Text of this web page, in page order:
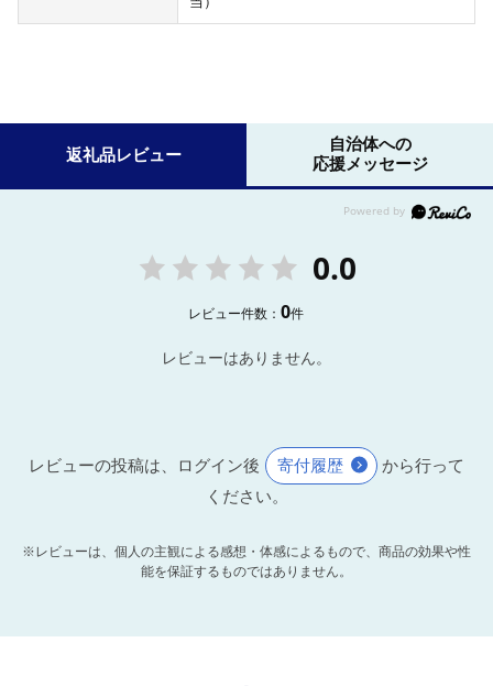
返礼品レビュー
自治体への
応援メッセージ
0.0
レビュー件数：0件
レビューはありません。
レビューの投稿は、ログイン後 寄付履歴
から行って
ください。
※レビューは、個人の主観による感想・体感によるもので、商品の効果や性
能を保証するものではありません。